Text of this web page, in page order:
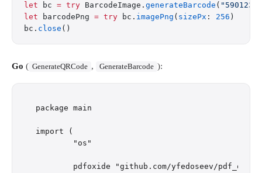
let bc = try BarcodeImage. generateBarcode (
let barcodePng = try bc. imagePng ( sizePx : 256 )
bc. close ()
Go ( GenerateQRCode , GenerateBarcode ):
package main
import (